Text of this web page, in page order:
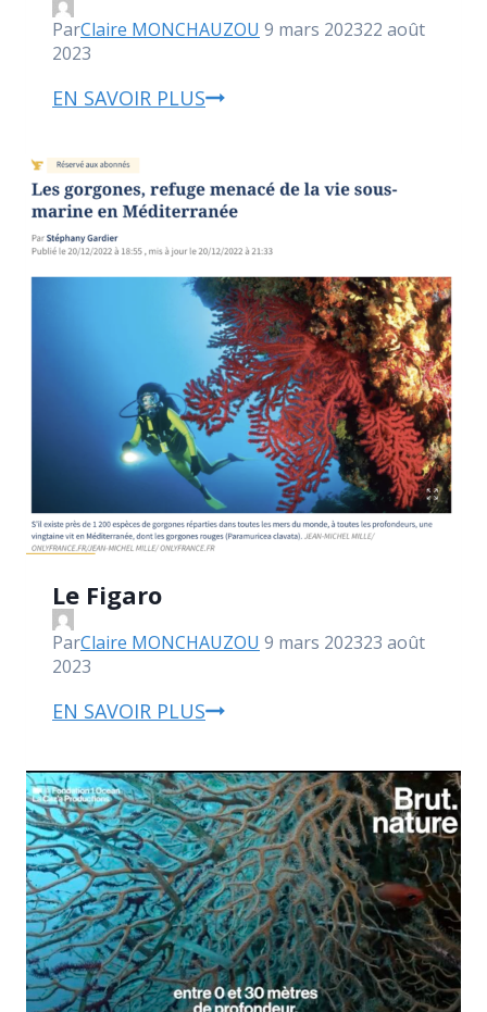
ParClaire MONCHAUZOU 9 mars 202322 août
2023
EN SAVOIR PLUS
Le Figaro
ParClaire MONCHAUZOU 9 mars 202323 août
2023
EN SAVOIR PLUS